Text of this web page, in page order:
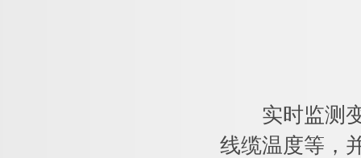
实时监测变
线缆温度等，